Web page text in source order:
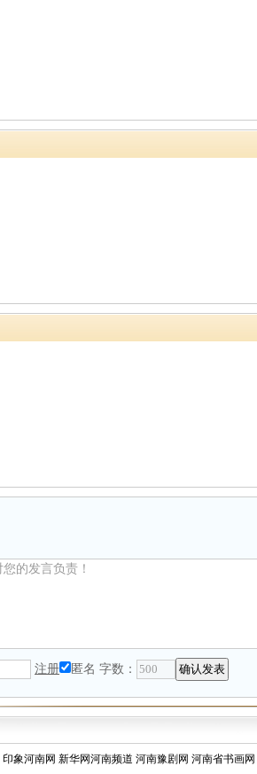
注册 匿名 字数：
印象河南网 新华网河南频道 河南豫剧网 河南省书画网